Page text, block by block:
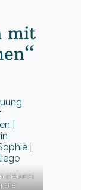
mit
Melucci